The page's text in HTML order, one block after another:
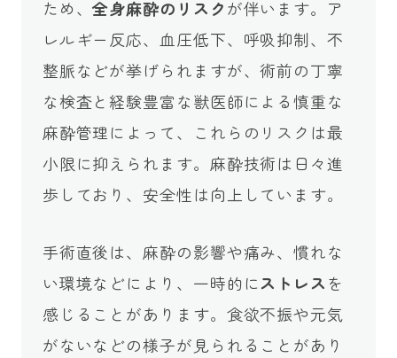
ため、全身麻酔のリスクが伴います。ア
レルギー反応、血圧低下、呼吸抑制、不
整脈などが挙げられますが、術前の丁寧
な検査と経験豊富な獣医師による慎重な
麻酔管理によって、これらのリスクは最
小限に抑えられます。麻酔技術は日々進
歩しており、安全性は向上しています。
手術直後は、麻酔の影響や痛み、慣れな
い環境などにより、一時的にストレスを
感じることがあります。食欲不振や元気
がないなどの様子が見られることがあり